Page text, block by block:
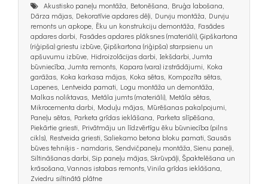
Akustisko paneļu montāža, Betonēšana, Bruģa labošana,
Dārza mājas, Dekoratīvie apdares dēļi, Durvju montāža, Durvju
remonts un apkope, Ēku un konstrukciju demontāža, Fasādes
apdares darbi, Fasādes apdares plāksnes (materiāli), Ģipškartona
(riģipša) griestu izbūve, Ģipškartona (riģipša) starpsienu un
apšuvumu izbūve, Hidroizolācijas darbi, Iekšdarbi, Jumta
būvniecība, Jumta remonts, Kapara (vara) izstrādājumi, Koka
garāžas, Koka karkasa mājas, Koka sētas, Kompozīta sētas,
Lapenes, Lentveida pamati, Logu montāža un demontāža,
Malkas noliktavas, Metāla jumts (materiāli), Metāla sētas,
Mikrocementa darbi, Moduļu mājas, Mūrēšanas pakalpojumi,
Paneļu sētas, Parketa grīdas ieklāšana, Parketa slīpēšana,
Piekārtie griesti, Privātmāju un līdzvērtīgu ēku būvniecība (pilns
cikls), Restveida griesti, Saliekamo betona bloku pamati, Sausās
būves tehniķis - namdaris, Sendvičpaneļu montāža, Sienu paneļi,
Siltināšanas darbi, Sip paneļu mājas, Skrūvpāļi, Špaktelēšana un
krāsošana, Vannas istabas remonts, Vinila grīdas ieklāšana,
Zviedru siltinātā plātne